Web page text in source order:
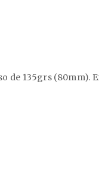
de 135grs (80mm).